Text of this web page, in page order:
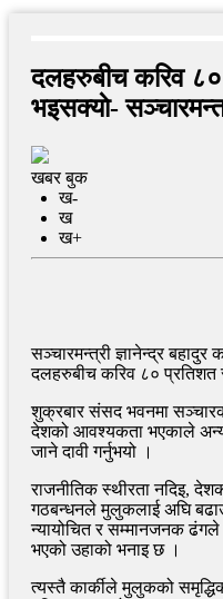
दलहरुबीच करिव
भइसक्याे-
खबर बुक
ख-
ख
ख+
सञ्चारमन्त्री ज्ञानेन्द्र बहादुर
दलहरुबीच करिव ८०
शुक्रबार संसद भवनमा
देशको आवश्यकता भएकाले अन्य
जाने दावी गर्नुभयो ।
राजनीतिक स्थीरता नदिइ,
गठबन्धनले मुलुकलाई अघि
न्यायोचित र सम्मानजनक ढंगले
भएको उहाको भनाइ छ ।
त्यस्तै कार्कीले मुलुकको